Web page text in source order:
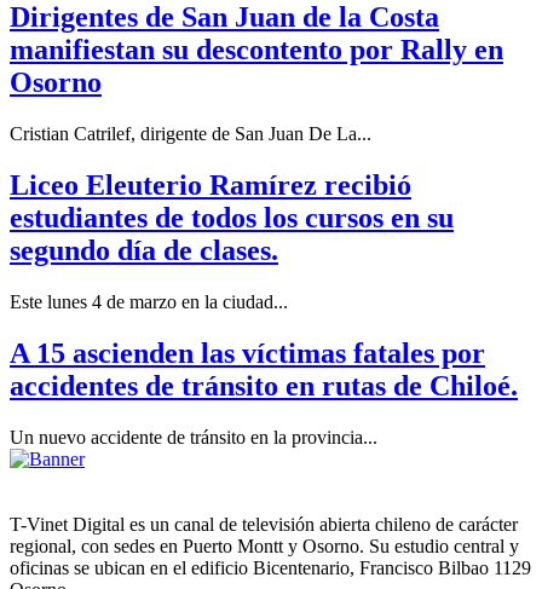
Dirigentes de San Juan de la Costa
manifiestan su descontento por Rally en
Osorno
Cristian Catrilef, dirigente de San Juan De La...
Liceo Eleuterio Ramírez recibió
estudiantes de todos los cursos en su
segundo día de clases.
Este lunes 4 de marzo en la ciudad...
A 15 ascienden las víctimas fatales por
accidentes de tránsito en rutas de Chiloé.
Un nuevo accidente de tránsito en la provincia...
T-Vinet Digital es un canal de televisión abierta chileno de carácter
regional, con sedes en Puerto Montt y Osorno. Su estudio central y
oficinas se ubican en el edificio Bicentenario, Francisco Bilbao 1129